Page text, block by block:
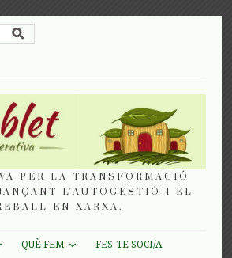
PER LA TRANSFORMACIÓ
L'AUTOGESTIÓ I EL
EN XARXA.
QUÈ FEM
FES-TE SOCI/A